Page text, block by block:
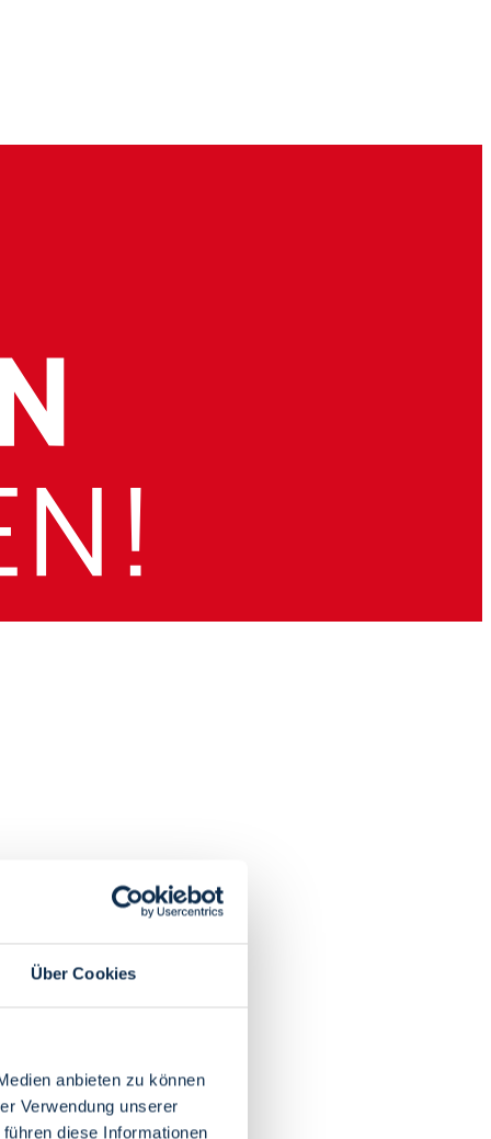
Über Cookies
anbieten zu können
Verwendung unserer
diese Informationen